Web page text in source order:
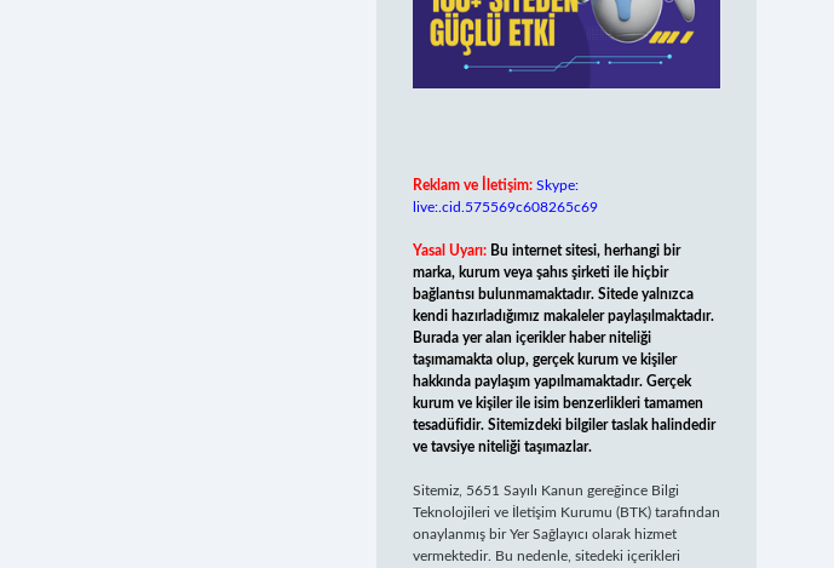
Reklam ve İletişim: Skype:
live:.cid.575569c608265c69
Yasal Uyarı: Bu internet sitesi, herhangi bir
marka, kurum veya şahıs şirketi ile hiçbir
bağlantısı bulunmamaktadır. Sitede yalnızca
kendi hazırladığımız makaleler paylaşılmaktadır.
Burada yer alan içerikler haber niteliği
taşımamakta olup, gerçek kurum ve kişiler
hakkında paylaşım yapılmamaktadır. Gerçek
kurum ve kişiler ile isim benzerlikleri tamamen
tesadüfidir. Sitemizdeki bilgiler taslak halindedir
ve tavsiye niteliği taşımazlar.
Sitemiz, 5651 Sayılı Kanun gereğince Bilgi
Teknolojileri ve İletişim Kurumu (BTK) tarafından
onaylanmış bir Yer Sağlayıcı olarak hizmet
vermektedir. Bu nedenle, sitedeki içerikleri